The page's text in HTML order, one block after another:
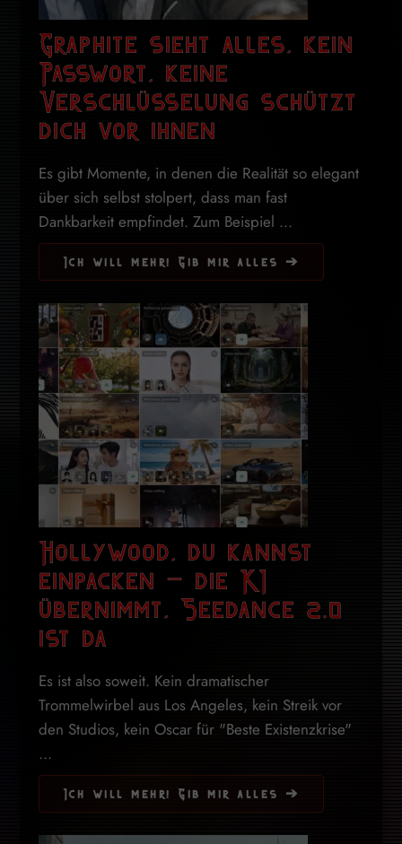
Graphite sieht alles, kein
Passwort, keine
Verschlüsselung schützt
dich vor ihnen
Es gibt Momente, in denen die Realität so elegant
über sich selbst stolpert, dass man fast
Dankbarkeit empfindet. Zum Beispiel ...
Ich will mehr! Gib mir alles ➔
Hollywood, du kannst
einpacken – die KI
übernimmt, Seedance 2.0
ist da
Es ist also soweit. Kein dramatischer
Trommelwirbel aus Los Angeles, kein Streik vor
den Studios, kein Oscar für "Beste Existenzkrise"
...
Ich will mehr! Gib mir alles ➔